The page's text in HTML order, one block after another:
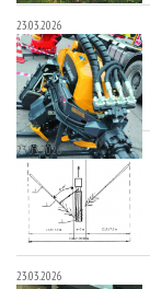
23.03.2026
23.03.2026
23.03.2026